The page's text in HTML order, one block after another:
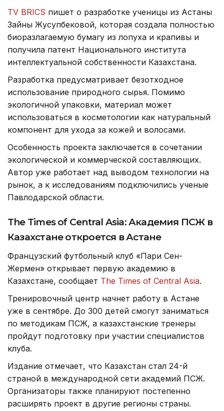
TV BRICS пишет о разработке ученицы из Астаны
Зайны Жусупбековой, которая создала полностью
биоразлагаемую бумагу из лопуха и крапивы и
получила патент Национального института
интеллектуальной собственности Казахстана.
Разработка предусматривает безотходное
использование природного сырья. Помимо
экологичной упаковки, материал может
использоваться в косметологии как натуральный
компонент для ухода за кожей и волосами.
Особенность проекта заключается в сочетании
экологической и коммерческой составляющих.
Автор уже работает над выводом технологии на
рынок, а к исследованиям подключились ученые
Павлодарской области.
The Times of Central Asia: Академия ПСЖ в
Казахстане откроется в Астане
Французский футбольный клуб «Пари Сен-
Жермен» открывает первую академию в
Казахстане, сообщает The Times of Central Asia.
Тренировочный центр начнет работу в Астане
уже в сентябре. До 300 детей смогут заниматься
по методикам ПСЖ, а казахстанские тренеры
пройдут подготовку при участии специалистов
клуба.
Издание отмечает, что Казахстан стал 24-й
страной в международной сети академий ПСЖ.
Организаторы также планируют постепенно
расширять проект в другие регионы страны.